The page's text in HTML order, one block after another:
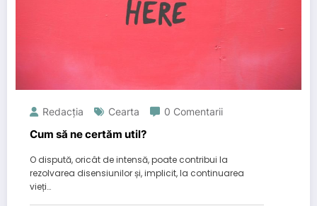
Redacția Cearta 0 Comentarii
Cum să ne certăm util?
O dispută, oricât de intensă, poate contribui la
rezolvarea disensiunilor și, implicit, la continuarea
vieți…